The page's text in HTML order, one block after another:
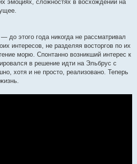
эмоциях, сложностях в восхождении на
до этого года никогда не рассматривал
интересов, не разделяя восторгов по их
морю. Спонтанно возникший интерес к
в решение идти на Эльбрус с
хотя и не просто, реализовано. Теперь